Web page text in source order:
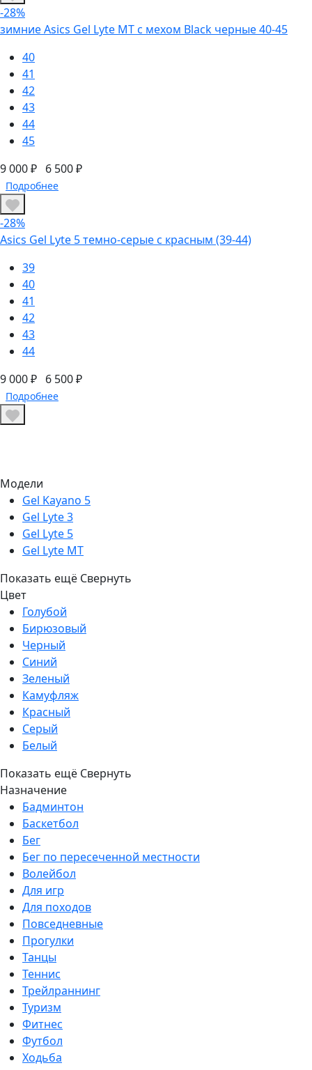
-28%
зимние Asics Gel Lyte MT с мехом Black черные 40-45
40
41
42
43
44
45
9 000 ₽ 6 500 ₽
Подробнее
-28%
Asics Gel Lyte 5 темно-серые с красным (39-44)
39
40
41
42
43
44
9 000 ₽ 6 500 ₽
Подробнее
Модели
Gel Kayano 5
Gel Lyte 3
Gel Lyte 5
Gel Lyte MT
Показать ещё Свернуть
Цвет
Голубой
Бирюзовый
Черный
Синий
Зеленый
Камуфляж
Красный
Серый
Белый
Показать ещё Свернуть
Назначение
Бадминтон
Баскетбол
Бег
Бег по пересеченной местности
Волейбол
Для игр
Для походов
Повседневные
Прогулки
Танцы
Теннис
Трейлраннинг
Туризм
Фитнес
Футбол
Ходьба